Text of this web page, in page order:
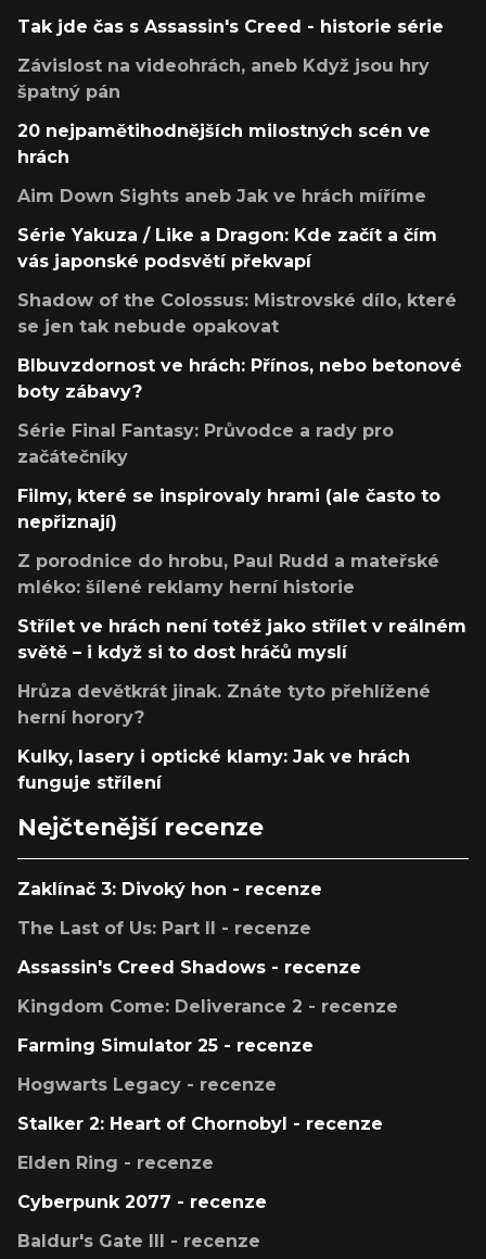
Tak jde čas s Assassin's Creed - historie série
Závislost na videohrách, aneb Když jsou hry
špatný pán
20 nejpamětihodnějších milostných scén ve
hrách
Aim Down Sights aneb Jak ve hrách míříme
Série Yakuza / Like a Dragon: Kde začít a čím
vás japonské podsvětí překvapí
Shadow of the Colossus: Mistrovské dílo, které
se jen tak nebude opakovat
Blbuvzdornost ve hrách: Přínos, nebo betonové
boty zábavy?
Série Final Fantasy: Průvodce a rady pro
začátečníky
Filmy, které se inspirovaly hrami (ale často to
nepřiznají)
Z porodnice do hrobu, Paul Rudd a mateřské
mléko: šílené reklamy herní historie
Střílet ve hrách není totéž jako střílet v reálném
světě – i když si to dost hráčů myslí
Hrůza devětkrát jinak. Znáte tyto přehlížené
herní horory?
Kulky, lasery i optické klamy: Jak ve hrách
funguje střílení
Nejčtenější recenze
Zaklínač 3: Divoký hon - recenze
The Last of Us: Part II - recenze
Assassin's Creed Shadows - recenze
Kingdom Come: Deliverance 2 - recenze
Farming Simulator 25 - recenze
Hogwarts Legacy - recenze
Stalker 2: Heart of Chornobyl - recenze
Elden Ring - recenze
Cyberpunk 2077 - recenze
Baldur's Gate III - recenze